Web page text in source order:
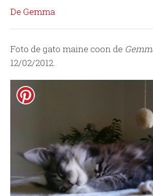
De Gemma
Foto de gato maine coon de
12/02/2012.